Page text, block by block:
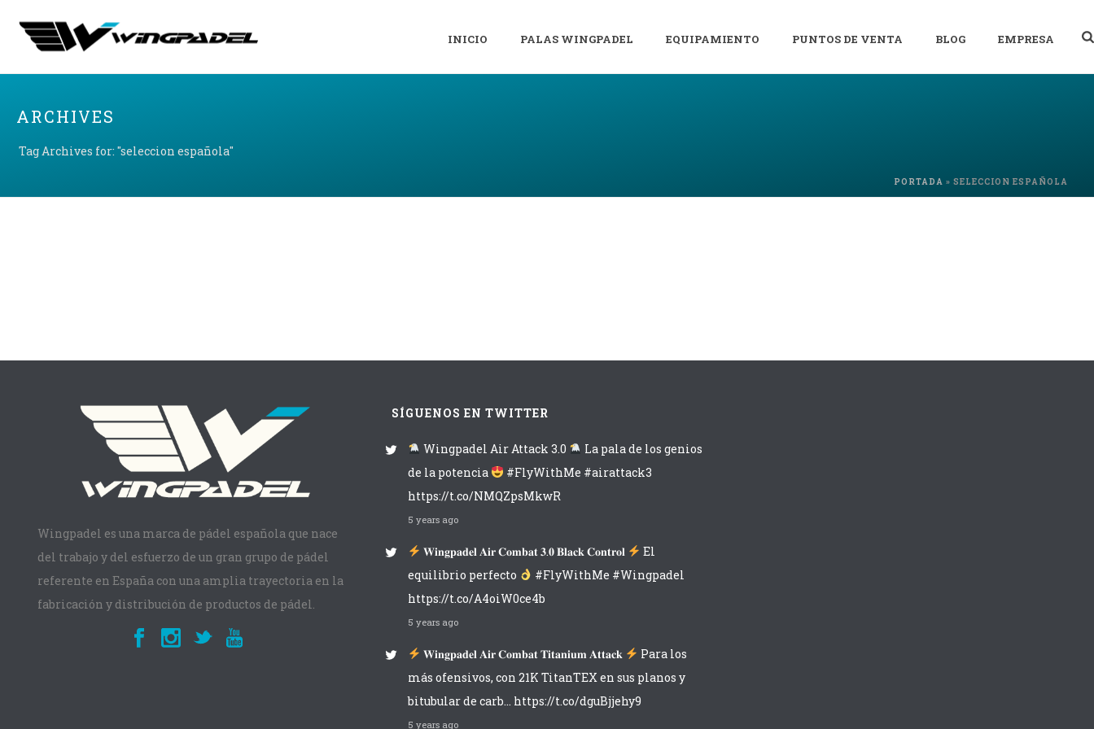
INICIO PALAS WINGPADEL EQUIPAMIENTO PUNTOS DE VENTA BLOG EMPRESA
ARCHIVES
Tag Archives for: "seleccion española"
PORTADA » SELECCION ESPAÑOLA
Wingpadel es una marca de pádel española que nace
del trabajo y del esfuerzo de un gran grupo de pádel
referente en España con una amplia trayectoria en la
fabricación y distribución de productos de pádel.
SÍGUENOS EN TWITTER
Wingpadel Air Attack 3.0
La pala de los genios
de la potencia
#FlyWithMe #airattack3
https://t.co/NMQZpsMkwR
5 years ago
𝐖𝐢𝐧𝐠𝐩𝐚𝐝𝐞𝐥 𝐀𝐢𝐫 𝐂𝐨𝐦𝐛𝐚𝐭 𝟑.𝟎 𝐁𝐥𝐚𝐜𝐤 𝐂𝐨𝐧𝐭𝐫𝐨𝐥
El
equilibrio perfecto
#FlyWithMe #Wingpadel
https://t.co/A4oiW0ce4b
5 years ago
𝐖𝐢𝐧𝐠𝐩𝐚𝐝𝐞𝐥 𝐀𝐢𝐫 𝐂𝐨𝐦𝐛𝐚𝐭 𝐓𝐢𝐭𝐚𝐧𝐢𝐮𝐦 𝐀𝐭𝐭𝐚𝐜𝐤
Para los
más ofensivos, con 21K TitanTEX en sus planos y
bitubular de carb… https://t.co/dguBjjehy9
5 years ago